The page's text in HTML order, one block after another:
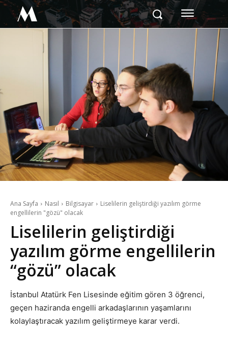
M
Ana Sayfa Nasıl Bilgisayar
Liselilerin geliştirdiği yazılım görme
engellilerin "gözü" olacak
Liselilerin geliştirdiği
yazılım görme engellilerin
“gözü” olacak
İstanbul Atatürk Fen Lisesinde eğitim gören 3 öğrenci,
geçen haziranda engelli arkadaşlarının yaşamlarını
kolaylaştıracak yazılım geliştirmeye karar verdi.